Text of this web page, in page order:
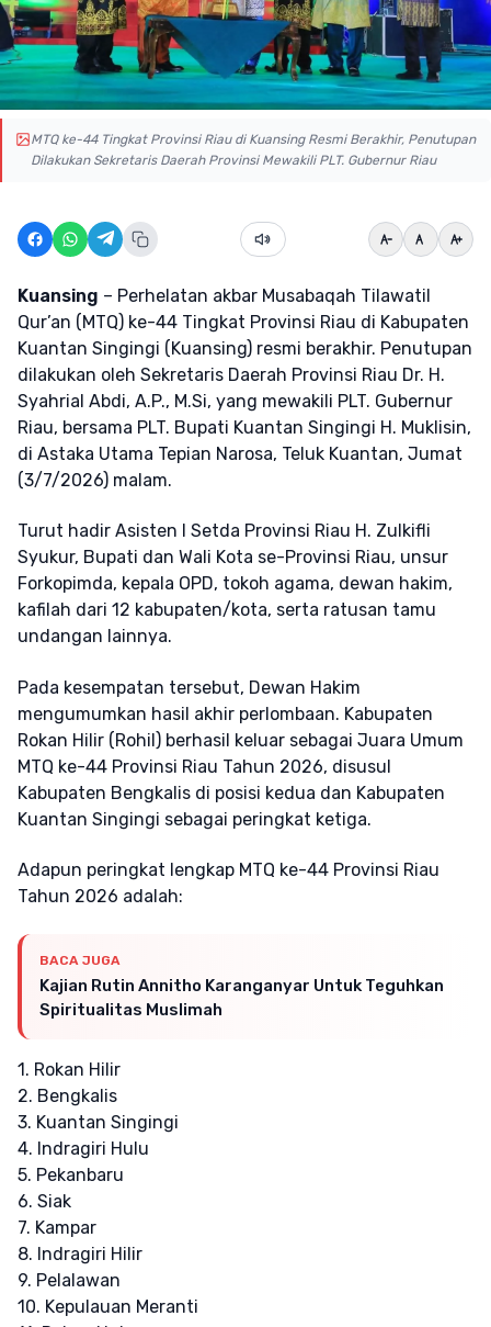
MTQ ke-44 Tingkat Provinsi Riau di Kuansing Resmi Berakhir, Penutupan
Dilakukan Sekretaris Daerah Provinsi Mewakili PLT. Gubernur Riau
Kuansing – Perhelatan akbar Musabaqah Tilawatil
Qur’an (MTQ) ke-44 Tingkat Provinsi Riau di Kabupaten
Kuantan Singingi (Kuansing) resmi berakhir. Penutupan
dilakukan oleh Sekretaris Daerah Provinsi Riau Dr. H.
Syahrial Abdi, A.P., M.Si, yang mewakili PLT. Gubernur
Riau, bersama PLT. Bupati Kuantan Singingi H. Muklisin,
di Astaka Utama Tepian Narosa, Teluk Kuantan, Jumat
(3/7/2026) malam.
Turut hadir Asisten I Setda Provinsi Riau H. Zulkifli
Syukur, Bupati dan Wali Kota se-Provinsi Riau, unsur
Forkopimda, kepala OPD, tokoh agama, dewan hakim,
kafilah dari 12 kabupaten/kota, serta ratusan tamu
undangan lainnya.
Pada kesempatan tersebut, Dewan Hakim
mengumumkan hasil akhir perlombaan. Kabupaten
Rokan Hilir (Rohil) berhasil keluar sebagai Juara Umum
MTQ ke-44 Provinsi Riau Tahun 2026, disusul
Kabupaten Bengkalis di posisi kedua dan Kabupaten
Kuantan Singingi sebagai peringkat ketiga.
Adapun peringkat lengkap MTQ ke-44 Provinsi Riau
Tahun 2026 adalah:
BACA JUGA
Kajian Rutin Annitho Karanganyar Untuk Teguhkan
Spiritualitas Muslimah
1. Rokan Hilir
2. Bengkalis
3. Kuantan Singingi
4. Indragiri Hulu
5. Pekanbaru
6. Siak
7. Kampar
8. Indragiri Hilir
9. Pelalawan
10. Kepulauan Meranti